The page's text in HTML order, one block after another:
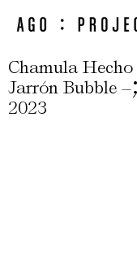
Chamula
Jarrón Bubble –;
2023